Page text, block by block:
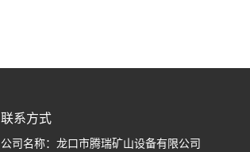
联系方式
公司名称：龙口市腾瑞矿山设备有限公司